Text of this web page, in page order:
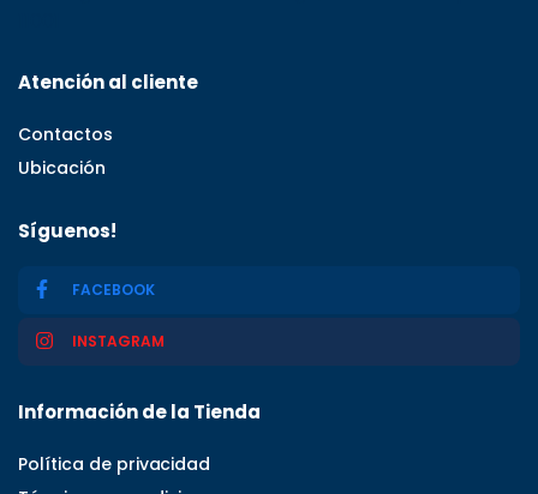
Atención al cliente
Contactos
Ubicación
Síguenos!
FACEBOOK
INSTAGRAM
Información de la Tienda
Política de privacidad